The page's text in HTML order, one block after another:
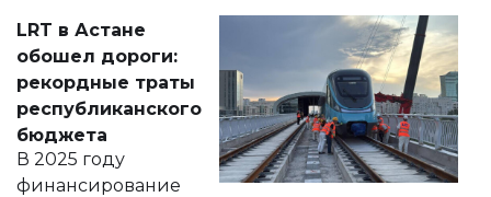
документ
появился в базе
нормативных
правовых актов и
на сайте маслихат
города.
LRT в Астане
обошел дороги:
рекордные траты
республиканского
бюджета
В 2025 году
финансирование